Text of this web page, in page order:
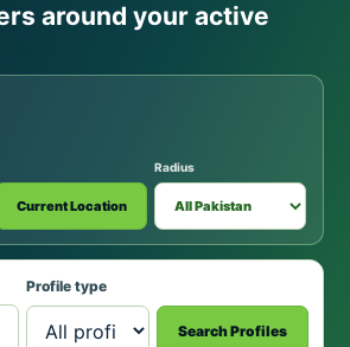
around your active
Current Location
Radius
Profile type
Search Profiles